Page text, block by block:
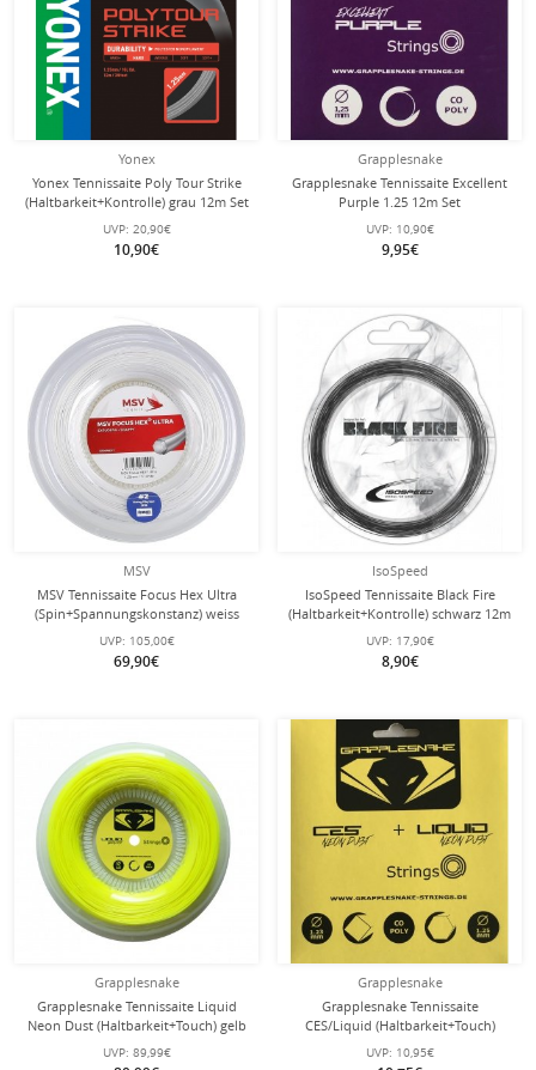
Yonex
Yonex Tennissaite Poly Tour Strike
(Haltbarkeit+Kontrolle) grau 12m Set
UVP: 20,90€
10,90€
Grapplesnake
Grapplesnake Tennissaite Excellent
Purple 1.25 12m Set
UVP: 10,90€
9,95€
MSV
MSV Tennissaite Focus Hex Ultra
(Spin+Spannungskonstanz) weiss
200m Rolle
UVP: 105,00€
69,90€
IsoSpeed
IsoSpeed Tennissaite Black Fire
(Haltbarkeit+Kontrolle) schwarz 12m
Set
UVP: 17,90€
8,90€
Grapplesnake
Grapplesnake Tennissaite Liquid
Neon Dust (Haltbarkeit+Touch) gelb
200m Rolle
UVP: 89,99€
Grapplesnake
Grapplesnake Tennissaite
CES/Liquid (Haltbarkeit+Touch)
2x6m Set
UVP: 10,95€